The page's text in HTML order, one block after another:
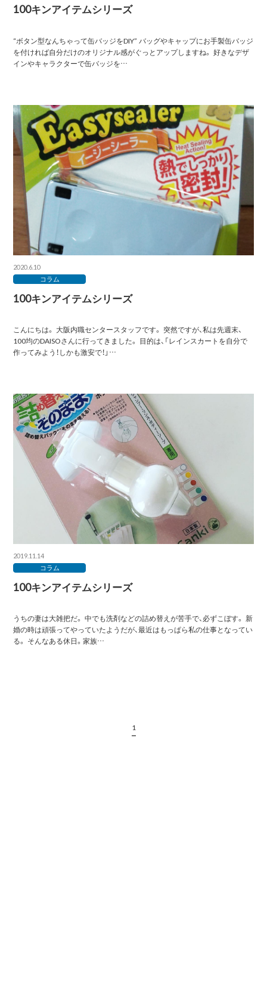
100キンアイテムシリーズ
“ボタン型なんちゃって缶バッジをDIY” バッグやキャップにお手製缶バッジ
を付ければ自分だけのオリジナル感がぐっとアップしますね。 好きなデザ
インやキャラクターで缶バッジを…
2020.6.10
コラム
100キンアイテムシリーズ
こんにちは。 大阪内職センタースタッフです。 突然ですが、私は先週末、
100均のDAISOさんに行ってきました。 目的は、「レインスカートを自分で
作ってみよう！しかも激安で！」…
2019.11.14
コラム
100キンアイテムシリーズ
うちの妻は大雑把だ。 中でも洗剤などの詰め替えが苦手で、必ずこぼす。 新
婚の時は頑張ってやっていたようだが、最近はもっぱら私の仕事となってい
る。 そんなある休日。家族…
1